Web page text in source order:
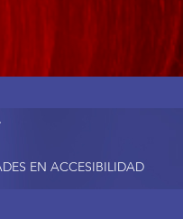
EN ACCESIBILIDAD